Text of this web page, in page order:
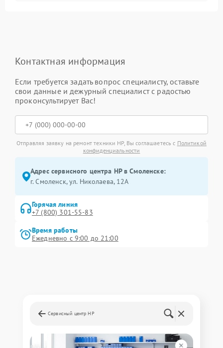
Контактная информация
Если требуется задать вопрос специалисту, оставьте
свои данные и дежурный специалист с радостью
проконсультирует Вас!
Отправляя заявку на ремонт техники HP, Вы соглашаетесь с Политикой
конфиденциальности
Адрес сервисного центра HP в Смоленске:
г. Смоленск, ул. Николаева, 12А
Горячая линия
+7 (800) 301-55-83
Время работы
Ежедневно с 9:00 до 21:00
Сервисный центр HP